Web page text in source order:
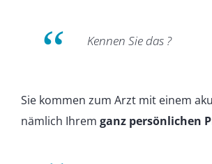
Kennen Sie das ?
Sie kommen zum Arzt mit einem
nämlich Ihrem ganz persönlichen